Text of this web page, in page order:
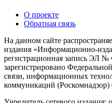
О проекте
Обратная связь
На данном сайте
издания «Информационно-
регистрационная запись ЭЛ
зарегистрировано
связи, информационных
коммуникаций (Роскомнадзор)